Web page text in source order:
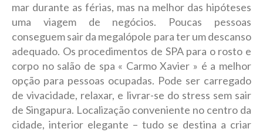
mar durante as férias, mas na melhor das hipóteses
uma viagem de negócios. Poucas pessoas
conseguem sair da megalópole para ter um descanso
adequado. Os procedimentos de SPA para o rosto e
corpo no salão de spa « Carmo Xavier » é a melhor
opção para pessoas ocupadas. Pode ser carregado
de vivacidade, relaxar, e livrar-se do stress sem sair
de Singapura. Localização conveniente no centro da
cidade, interior elegante – tudo se destina a criar